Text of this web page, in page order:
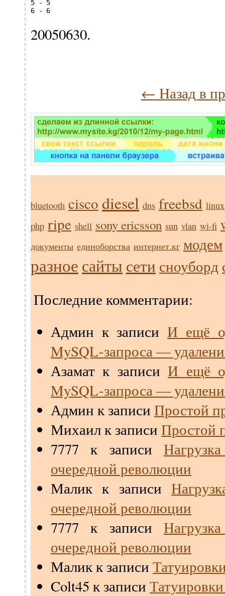
5 - 5
6 - 6
20050630.
← Назад в
bluetooth cisco diesel dns freebsd linux
php ripe shell sony ericsson sun vlan wi-fi
документы единоборства интернет.кг модем
разное сайты сети сноуборд
Последние комментарии:
Админ к записи И ещё
MySQL-запроса —
Азамат к записи И ещё
MySQL-запроса —
Админ к записи Простой
Михаилк записи Простой
7777 к записи
очередной революции
Малик к записи
очередной революции
7777 к записи
очередной революции
Маликк записи
Colt45 к записи